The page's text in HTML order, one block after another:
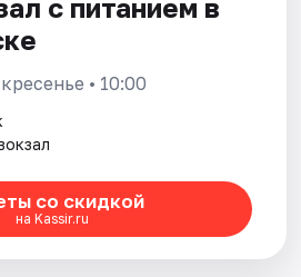
с питанием в
• 10:00
со скидкой
на Kassir.ru